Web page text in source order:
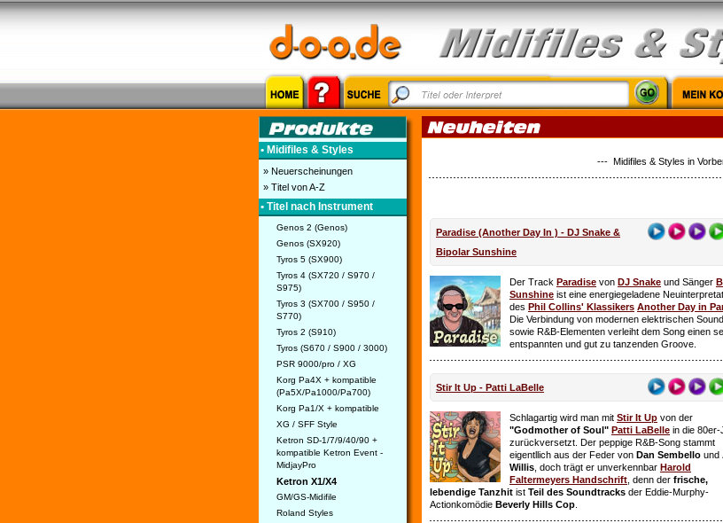
• Midifiles & Styles
» Neuerscheinungen
» Titel von A-Z
• Titel nach Instrument
Genos 2 (Genos)
Genos (SX920)
Tyros 5 (SX900)
Tyros 4 (SX720 / S970 /
S975)
Tyros 3 (SX700 / S950 /
S770)
Tyros 2 (S910)
Tyros (S670 / S900 / 3000)
PSR 9000/pro / XG
Korg Pa4X + kompatible
(Pa5X/Pa1000/Pa700)
Korg Pa1/X + kompatible
XG / SFF Style
Ketron SD-1/7/9/40/90 +
kompatible Ketron Event -
MidjayPro
Ketron X1/X4
GM/GS-Midifile
Roland Styles
--- Midifiles & Styles in
Paradise (Another Day In ) - DJ Snake &
Bipolar Sunshine
Der Track Paradise von DJ Snake und Sänger
Sunshine ist eine energiegeladene
des Phil Collins' Klassikers Another Day in
Die Verbindung von modernen elektrischen
sowie R&B-Elementen verleiht dem Song einen
entspannten und gut zu tanzenden Groove.
Stir It Up - Patti LaBelle
Schlagartig wird man mit Stir It Up von der
"Godmother of Soul" Patti LaBelle in die 80er-
zurückversetzt. Der peppige R&B-Song stammt
eigentllich aus der Feder von Dan Sembello und
Willis , doch trägt er unverkennbar Harold
Faltermeyers Handschrift , denn der frische,
lebendige Tanzhit ist Teil des Soundtracks der Eddie-Murphy-
Actionkomödie Beverly Hills Cop